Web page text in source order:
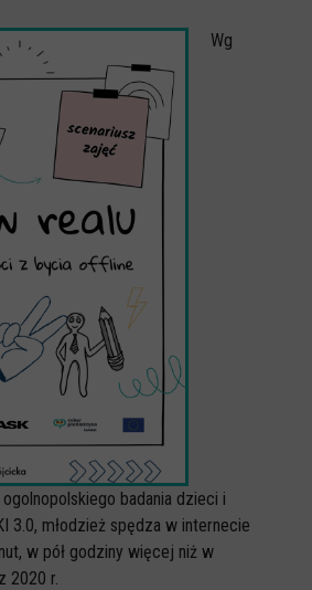
Wg
badania dzieci i
3.0, młodzież spędza w internecie
w pół godziny więcej niż w
2020 r.
DZIECI
o internecie
rodziców
2026